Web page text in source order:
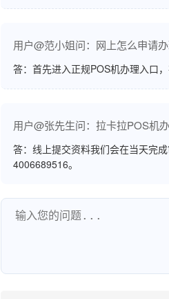
用户@范小姐问：网上怎么申请办
答：首先进入正规POS机办理入口
用户@张先生问：拉卡拉POS机
答：线上提交资料我们会在当天完
4006689516。